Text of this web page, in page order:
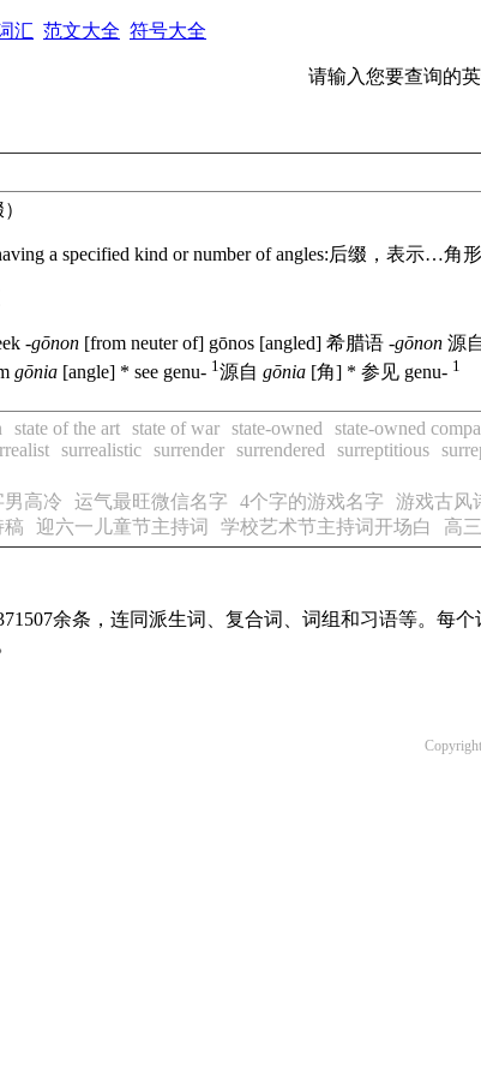
汇 范文大全 符号大全
请输入您要查询的英
a specified kind or number of angles:后缀，表示…角
-gōnon [from neuter of] gōnos [angled] 希腊语 -gōnon 源
gōnia [angle] * see genu- 1源自 gōnia [角] * 参见 genu- 1
state of the art state of war state-owned state-owned
surrealistic surrender surrendered surreptitious
男高冷
运气最旺微信名字 4个字的游戏名字 游戏古风
稿
迎六一儿童节主持词 学校艺术节主持词开场白 高
余条，连同派生词、复合词、词组和习语等。每